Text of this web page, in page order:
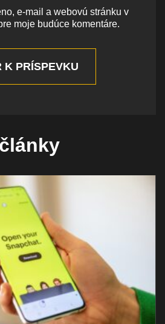
e-mail a webovú stránku v
moje budúce komentáre.
K PRÍSPEVKU